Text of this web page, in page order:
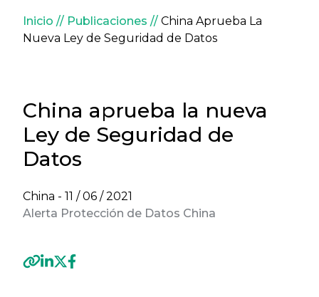
Sobrescribir enlaces de
Inicio Publicaciones
China Aprueba La
Nueva Ley de Seguridad de Datos
China aprueba la nueva
Ley de Seguridad de
Datos
China - 11 / 06 / 2021
Alerta Protección de Datos China